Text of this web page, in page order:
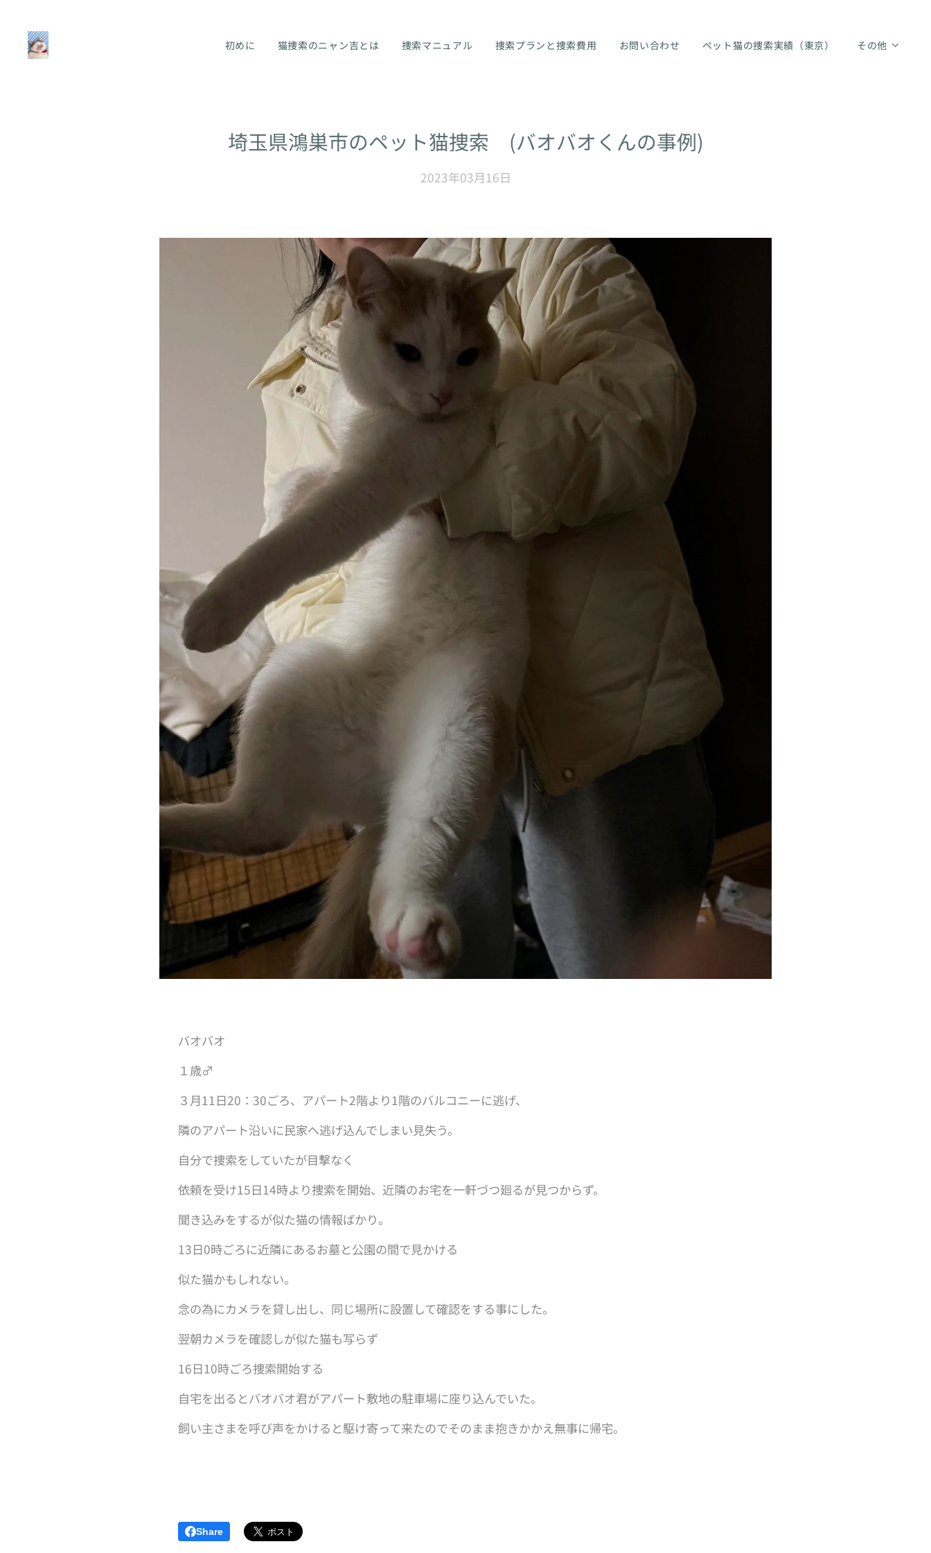
初めに 猫捜索のニャン吉とは 捜索マニュアル 捜索プランと捜索費用 お問い合わせ ペット猫の捜索実績（東京） その他
埼玉県鴻巣市のペット猫捜索 (バオバオくんの事例)
2023年03月16日
バオバオ
１歳♂
３月11日20：30ごろ、アパート2階より1階のバルコニーに逃げ、
隣のアパート沿いに民家へ逃げ込んでしまい見失う。
自分で捜索をしていたが目撃なく
依頼を受け15日14時より捜索を開始、近隣のお宅を一軒づつ廻るが見つからず。
聞き込みをするが似た猫の情報ばかり。
13日0時ごろに近隣にあるお墓と公園の間で見かける
似た猫かもしれない。
念の為にカメラを貸し出し、同じ場所に設置して確認をする事にした。
翌朝カメラを確認しが似た猫も写らず
16日10時ごろ捜索開始する
自宅を出るとバオバオ君がアパート敷地の駐車場に座り込んでいた。
飼い主さまを呼び声をかけると駆け寄って来たのでそのまま抱きかかえ無事に帰宅。
Share